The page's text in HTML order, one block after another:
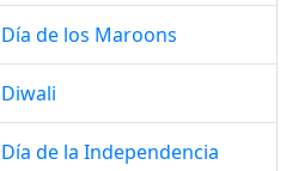
Día de los Maroons
Diwali
Día de la Independencia